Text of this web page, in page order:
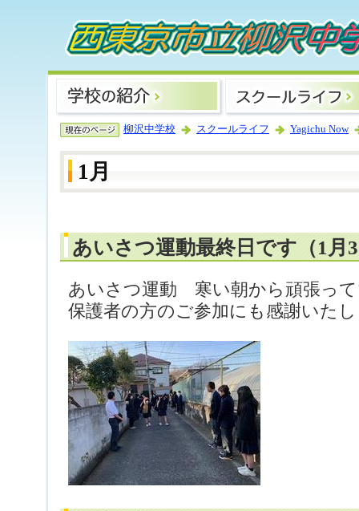
柳沢中学校 スクールライフ Yagichu Now
1月
あいさつ運動最終日です（1月
あいさつ運動 寒い朝から頑張っ
保護者の方のご参加にも感謝いた